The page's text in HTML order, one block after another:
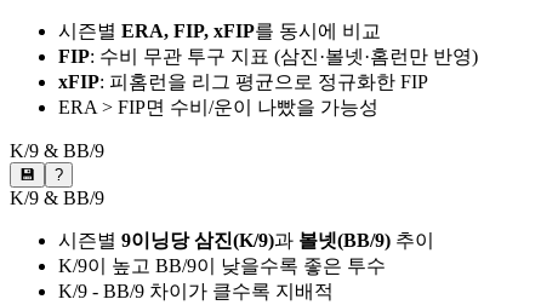
시즌별 ERA, FIP, xFIP를 동시에 비교
FIP: 수비 무관 투구 지표 (삼진·볼넷·홈런만 반영)
xFIP: 피홈런을 리그 평균으로 정규화한 FIP
ERA > FIP면 수비/운이 나빴을 가능성
K/9 & BB/9
💾 ?
K/9 & BB/9
시즌별 9이닝당 삼진(K/9)과 볼넷(BB/9) 추이
K/9이 높고 BB/9이 낮을수록 좋은 투수
K/9 - BB/9 차이가 클수록 지배적